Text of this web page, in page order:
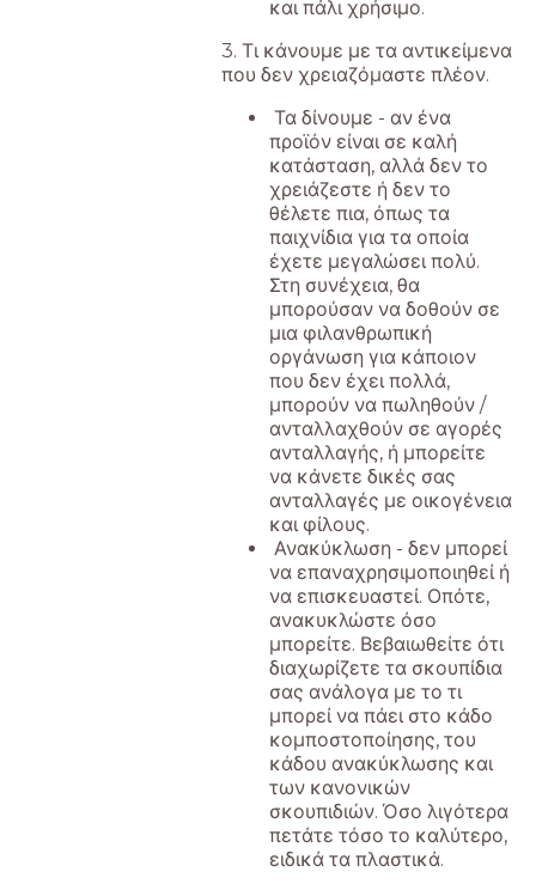
και πάλι χρήσιμο.
3. Τι κάνουμε με τα αντικείμενα
που δεν χρειαζόμαστε πλέον.
Τα δίνουμε - αν ένα
προϊόν είναι σε καλή
κατάσταση, αλλά δεν το
χρειάζεστε ή δεν το
θέλετε πια, όπως τα
παιχνίδια για τα οποία
έχετε μεγαλώσει πολύ.
Στη συνέχεια, θα
μπορούσαν να δοθούν σε
μια φιλανθρωπική
οργάνωση για κάποιον
που δεν έχει πολλά,
μπορούν να πωληθούν /
ανταλλαχθούν σε αγορές
ανταλλαγής, ή μπορείτε
να κάνετε δικές σας
ανταλλαγές με οικογένεια
και φίλους.
Ανακύκλωση - δεν μπορεί
να επαναχρησιμοποιηθεί ή
να επισκευαστεί. Οπότε,
ανακυκλώστε όσο
μπορείτε. Βεβαιωθείτε ότι
διαχωρίζετε τα σκουπίδια
σας ανάλογα με το τι
μπορεί να πάει στο κάδο
κομποστοποίησης, του
κάδου ανακύκλωσης και
των κανονικών
σκουπιδιών. Όσο λιγότερα
πετάτε τόσο το καλύτερο,
ειδικά τα πλαστικά.